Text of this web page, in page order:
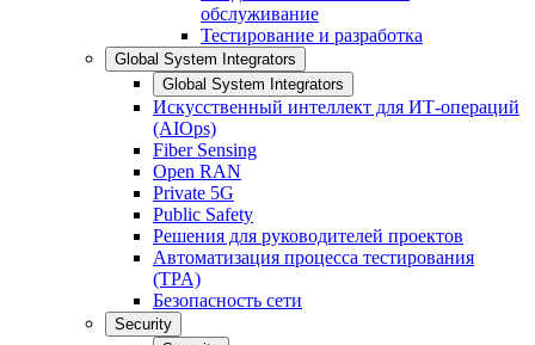
обслуживание
Тестирование и разработка
Global System Integrators
Global System Integrators
Искусственный интеллект для ИТ-операций
(AIOps)
Fiber Sensing
Open RAN
Private 5G
Public Safety
Решения для руководителей проектов
Автоматизация процесса тестирования
(TPA)
Безопасность сети
Security